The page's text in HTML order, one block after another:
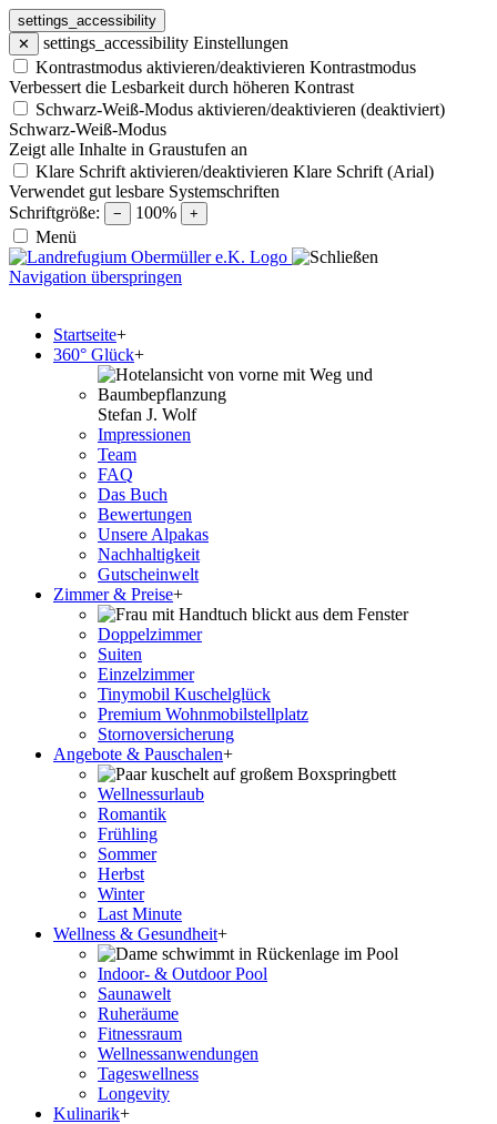
settings_accessibility
✕
settings_accessibility Einstellungen
Kontrastmodus aktivieren/deaktivieren Kontrastmodus
Verbessert die Lesbarkeit durch höheren Kontrast
Schwarz-Weiß-Modus aktivieren/deaktivieren (deaktiviert)
Schwarz-Weiß-Modus
Zeigt alle Inhalte in Graustufen an
Klare Schrift aktivieren/deaktivieren Klare Schrift (Arial)
Verwendet gut lesbare Systemschriften
Schriftgröße:
− 100% +
Menü
Navigation überspringen
Startseite+
360° Glück+
Stefan J. Wolf
Impressionen
Team
FAQ
Das Buch
Bewertungen
Unsere Alpakas
Nachhaltigkeit
Gutscheinwelt
Zimmer & Preise+
Doppelzimmer
Suiten
Einzelzimmer
Tinymobil Kuschelglück
Premium Wohnmobilstellplatz
Stornoversicherung
Angebote & Pauschalen+
Wellnessurlaub
Romantik
Frühling
Sommer
Herbst
Winter
Last Minute
Wellness & Gesundheit+
Indoor- & Outdoor Pool
Saunawelt
Ruheräume
Fitnessraum
Wellness­anwendungen
Tageswellness
Longevity
Kulinarik+